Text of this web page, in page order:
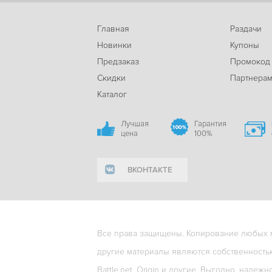
Главная
Новинки
Предзаказ
Скидки
Каталог
Раздачи
Купоны
Промокод
Партнерам
Лучшая
цена
Гарантия
100%
ВКОНТАКТЕ
Все права защищены. Копирование любых
другие материалы являются
Battle.net, Origin и другие. Выгодно,